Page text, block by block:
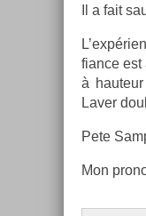
Il a fait
fian­ce est
à
Laver
Pete
Mon